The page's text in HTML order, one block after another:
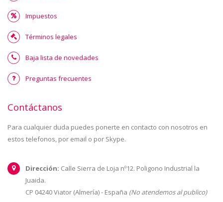
Impuestos
Términos legales
Baja lista de novedades
Preguntas frecuentes
Contáctanos
Para cualquier duda puedes ponerte en contacto con nosotros en
estos telefonos, por email o por Skype.
Dirección: Calle Sierra de Loja nº12. Poligono Industrial la
Juaida.
CP 04240 Viator (Almería) - España (No atendemos al publico)